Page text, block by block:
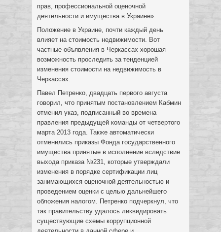
прав, профессиональной оценочной
деятельности и имущества в Украине».
Положение в Украине, почти каждый день
влияет на стоимость недвижимости. Вот
частные объявления в Черкассах хорошая
возможность проследить за тенденцией
изменения стоимости на недвижимость в
Черкассах.
Павел Петренко, двадцать первого августа
говорил, что принятым постановлением Кабмин
отменил указ, подписанный во времена
правления предыдущей команды от четвертого
марта 2013 года. Также автоматически
отменились приказы Фонда государственного
имущества принятые в исполнение вследствие
выхода приказа №231, которые утверждали
изменения в порядке сертификации лиц
занимающихся оценочной деятельностью и
проведением оценки с целью дальнейшего
обложения налогом. Петренко подчеркнул, что
так правительству удалось ликвидировать
существующие схемы коррупционной